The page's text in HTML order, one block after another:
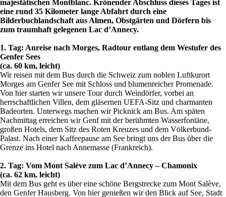
majestätischen Montblanc. Krönender Abschluss dieses Tages ist
eine rund 35 Kilometer lange Abfahrt durch eine
Bilderbuchlandschaft aus Almen, Obstgärten und Dörfern bis
zum traumhaft gelegenen Lac d’Annecy.
1. Tag: Anreise nach Morges, Radtour entlang dem Westufer des
Genfer Sees
(ca. 60 km, leicht)
Wir reisen mit dem Bus durch die Schweiz zum noblen Luftkurort
Morges am Genfer See mit Schloss und blumenreicher Promenade.
Von hier starten wir unsere Tour durch Weindörfer, vorbei an
herrschaftlichen Villen, dem gläsernen UEFA-Sitz und charmanten
Badeorten. Unterwegs machen wir Picknick am Bus. Am späten
Nachmittag erreichen wir Genf mit der berühmten Wasserfontäne,
großen Hotels, dem Sitz des Roten Kreuzes und dem Völkerbund-
Palast. Nach einer Kaffeepause am See bringt uns der Bus über die
Grenze ins Hotel nach Annemasse (Frankreich).
2. Tag: Vom Mont Salève zum Lac d’Annecy – Chamonix
(ca. 62 km, leicht)
Mit dem Bus geht es über eine schöne Bergstrecke zum Mont Salève,
den Genfer Hausberg. Von hier genießen wir den Blick auf See, Stadt